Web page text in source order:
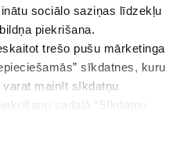
sociālo saziņas līdzekļu
piekrišana.
trešo pušu mārketinga
sīkdatnes, kuru
mainīt sīkdatņu
sadaļā “Sīkdatņu